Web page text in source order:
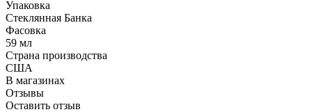
Упаковка
Стеклянная Банка
Фасовка
59 мл
Страна производства
США
В магазинах
Отзывы
Оставить отзыв